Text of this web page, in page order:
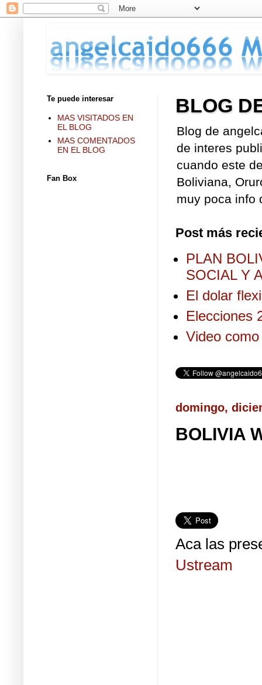
BLOG
Blog de
de interes
cuando este
Boliviana,
muy poca info
Post más
PLAN
SOCIAL Y
El dolar
Elecciones
Video
domingo,
BOLIVIA
Aca las
Ustream
Te puede interesar
MAS VISITADOS EN
EL BLOG
MAS COMENTADOS
EN EL BLOG
Fan Box